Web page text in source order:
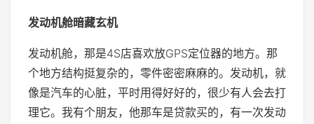
发动机舱暗藏玄机
发动机舱，那是4S店喜欢放GPS定位器的地方。那
个地方结构挺复杂的，零件密密麻麻的。发动机，就
像是汽车的心脏，平时用得好好的，很少有人会去打
理它。我有个朋友，他那车是贷款买的，有一次发动